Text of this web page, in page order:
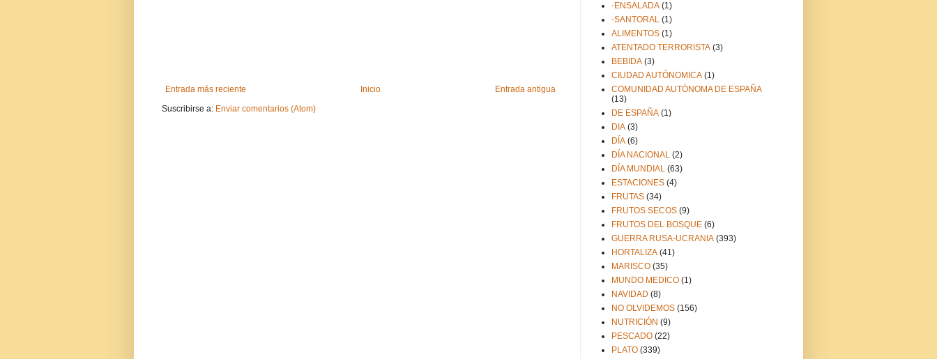
Entrada más reciente Entrada antigua
Inicio
Suscribirse a: Enviar comentarios (Atom)
-ENSALADA (1)
-SANTORAL (1)
ALIMENTOS (1)
ATENTADO TERRORISTA (3)
BEBIDA (3)
CIUDAD AUTÓNOMICA (1)
COMUNIDAD AUTÓNOMA DE ESPAÑA
(13)
DE ESPAÑA (1)
DIA (3)
DÍA (6)
DÍA NACIONAL (2)
DÍA MUNDIAL (63)
ESTACIONES (4)
FRUTAS (34)
FRUTOS SECOS (9)
FRUTOS DEL BOSQUE (6)
GUERRA RUSA-UCRANIA (393)
HORTALIZA (41)
MARISCO (35)
MUNDO MEDICO (1)
NAVIDAD (8)
NO OLVIDEMOS (156)
NUTRICIÓN (9)
PESCADO (22)
PLATO (339)